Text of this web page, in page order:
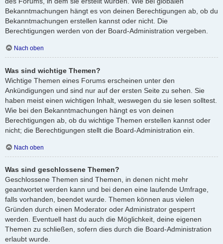
Bekanntmachungen hängt es von deinen Berechtigungen ab, ob du
Bekanntmachungen erstellen kannst oder nicht. Die
Berechtigungen werden von der Board-Administration vergeben.
Nach oben
Was sind wichtige Themen?
Wichtige Themen eines Forums erscheinen unter den
Ankündigungen und sind nur auf der ersten Seite zu sehen. Sie
haben meist einen wichtigen Inhalt, weswegen du sie lesen solltest.
Wie bei den Bekanntmachungen hängt es von deinen
Berechtigungen ab, ob du wichtige Themen erstellen kannst oder
nicht; die Berechtigungen stellt die Board-Administration ein.
Nach oben
Was sind geschlossene Themen?
Geschlossene Themen sind Themen, in denen nicht mehr
geantwortet werden kann und bei denen eine laufende Umfrage,
falls vorhanden, beendet wurde. Themen können aus vielen
Gründen durch einen Moderator oder Administrator gesperrt
werden. Eventuell hast du auch die Möglichkeit, deine eigenen
Themen zu schließen, sofern dies durch die Board-Administration
erlaubt wurde.